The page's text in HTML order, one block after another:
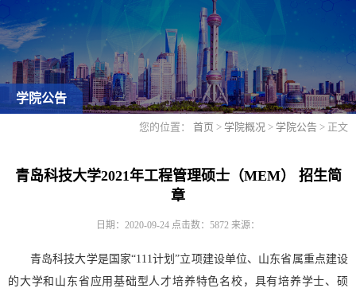
学院公告
您的位置： 首页 > 学院概况 > 学院公告 > 正文
青岛科技大学2021年工程管理硕士（MEM） 招生简
章
日期：2020-09-24 点击数： 5872 来源：
青岛科技大学是国家“111计划”立项建设单位、山东省属重点建设
的大学和山东省应用基础型人才培养特色名校，具有培养学士、硕